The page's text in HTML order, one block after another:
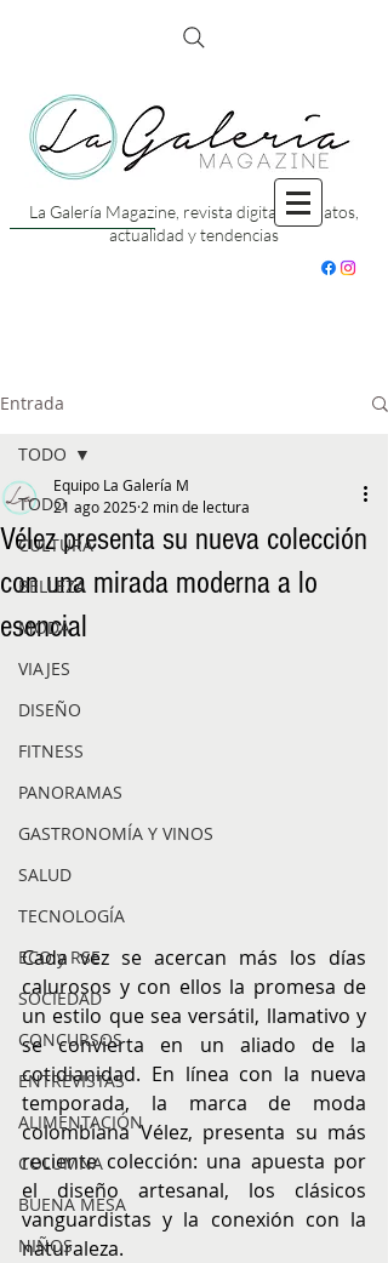
La Galería Magazine, revista digital con datos,
actualidad y tendencias
Entrada
TODO
CULTURA
BELLEZA
MODA
VIAJES
DISEÑO
FITNESS
PANORAMAS
GASTRONOMÍA Y VINOS
SALUD
TECNOLOGÍA
ECO y RSE
SOCIEDAD
CONCURSOS
ENTREVISTAS
ALIMENTACIÓN
COLUMNA
BUENA MESA
NIÑOS
TODO
Vélez presenta su nueva colección
con una mirada moderna a lo
esencial
Equipo La Galería M
21 ago 2025 2 min de lectura
Cada vez se acercan más los días
calurosos y con ellos la promesa de
un estilo que sea versátil, llamativo y
se convierta en un aliado de la
cotidianidad. En línea con la nueva
temporada, la marca de moda
colombiana Vélez, presenta su más
reciente colección: una apuesta por
el diseño artesanal, los clásicos
vanguardistas y la conexión con la
naturaleza.